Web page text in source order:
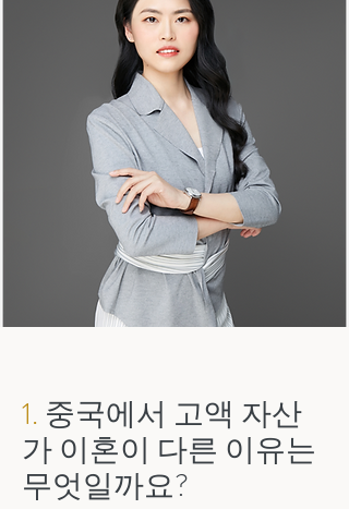
1. 중국에서 고액 자산
가 이혼이 다른 이유는
무엇일까요?